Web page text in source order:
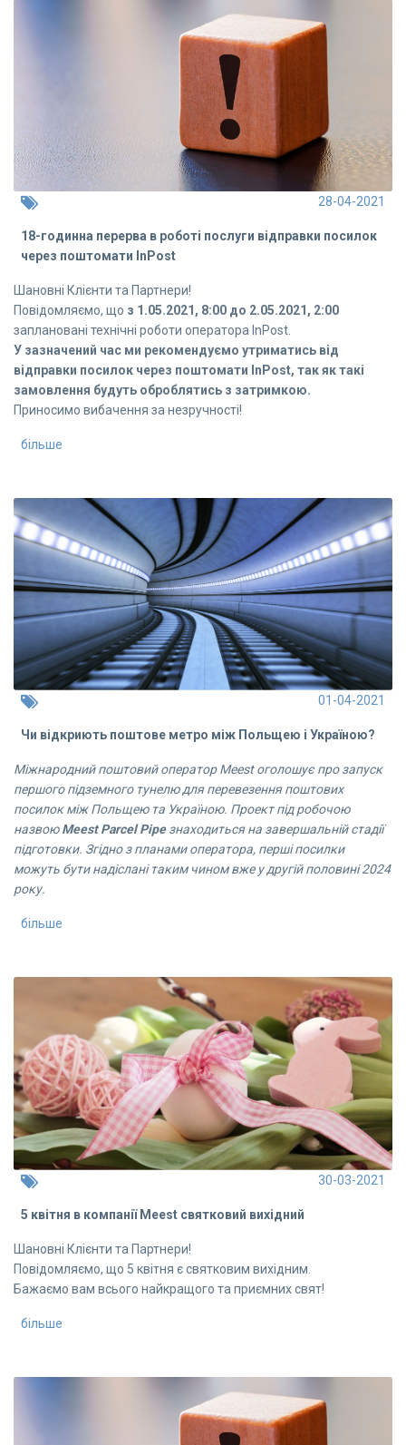
28-04-2021
18-годинна перерва в роботі послуги відправки посилок
через поштомати InPost
Шановні Клієнти та Партнери!
Повідомляємо, що з 1.05.2021, 8:00 до 2.05.2021, 2:00
заплановані технічні роботи оператора InPost.
У зазначений час ми рекомендуємо утриматись від
відправки посилок через поштомати InPost, так як такі
замовлення будуть оброблятись з затримкою.
Приносимо вибачення за незручності!
більше
01-04-2021
Чи відкриють поштове метро між Польщею і Україною?
Міжнародний поштовий оператор Meest оголошує про запуск
першого підземного тунелю для перевезення поштових
посилок між Польщею та Україною. Проект під робочою
назвоюMeest Parcel Pipeзнаходиться на завершальній стадії
підготовки. Згідно з планами оператора, перші посилки
можуть бути надіслані таким чином вже у другій половині 2024
року.
більше
30-03-2021
5 квітня в компанії Meest святковий вихідний
Шановні Клієнти та Партнери!
Повідомляємо, що 5 квітня є святковим вихідним.
Бажаємо вам всього найкращого та приємних свят!
більше